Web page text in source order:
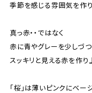
季節を感じる雰囲気を作り
真っ赤・・ではなく
赤に青やグレーを少しづ
スッキリと見える赤を作り
「桜」は薄いピンクにベー